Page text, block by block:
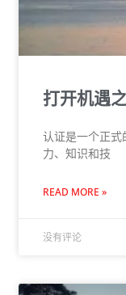
打开机遇
认证是一个正
力、知识和技
READ MORE »
没有评论